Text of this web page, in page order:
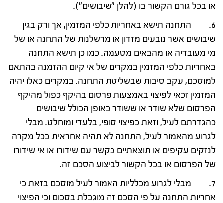
או בכל גורם הקשור בו (להלן "שיבושים").
6. התחנה תישא באחריות כלפי המזמין, אך ורק בגין
שיבושים אשר נובעים מזדון או מרשלנות של התחנה או של
מי מעובדיה או מהבאים מטעמה. כמו כן תישא התחנה
באחריות כלפי המזמין במקרים של אי קיום ההזמנה בהתאם
למוסכם, עקב סיבות שבשליטת התחנה. במקרים כאלו יהיה
המזמין זכאי לפיצוי באמצעות פרסום בהיקף כפול מהיקף
הפרסום שלא שודר או ששודר באופן הכולל שיבושים
כהגדרתם לעיל, וזאת כפיצוי סופי, בלעדי ומוחלט. מבלי
לגרוע מהאמור לעיל, התחנה לא תהיה אחראית בכל מקרה
לנזקים עקיפים או תוצאתיים בקשר עם שידורו או אי שידורו
של הפרסום או בכל הקשור לביצוע הסכם זה.
7. מבלי לגרוע מכלליות האמור לעיל מוסכם בזאת כי
אחריות התחנה על פי הסכם זה מוגבלת בסכום וכי הפיצוי